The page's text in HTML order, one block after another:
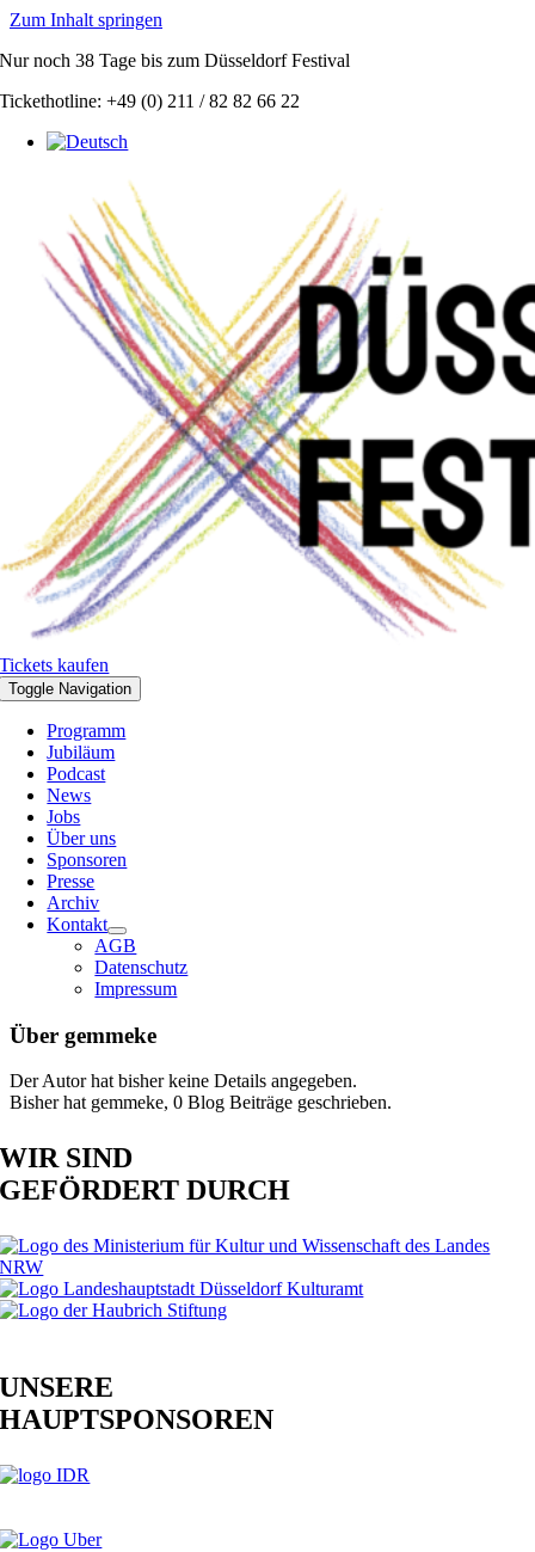
Zum Inhalt springen
Nur noch38 Tagebis zum Düsseldorf Festival
Tickethotline: +49 (0) 211 / 82 82 66 22
Tickets kaufen
Toggle Navigation
Programm
Jubiläum
Podcast
News
Jobs
Über uns
Sponsoren
Presse
Archiv
Kontakt
AGB
Datenschutz
Impressum
Über gemmeke
Der Autor hat bisher keine Details angegeben.
Bisher hat gemmeke, 0 Blog Beiträge geschrieben.
WIR SIND
GEFÖRDERT DURCH
UNSERE
HAUPTSPONSOREN